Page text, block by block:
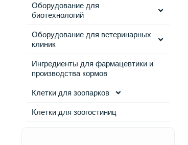
Оборудование для
биотехнологий
Оборудование для ветеринарных
клиник
Ингредиенты для фармацевтики и
производства кормов
Клетки для зоопарков
Клетки для зоогостиниц